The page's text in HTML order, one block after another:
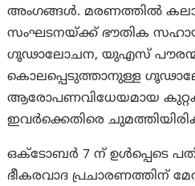
അംഗങ്ങൾ. മരണത്തിൽ
സംഘടനയ്ക്ക് ഭൗതിക
ഗൂഢാലോചന, യുഎസ്
കൊലപ്പെടുത്താനുള്ള
ആരോപണവിധേയമായ
ഇവർക്കെതിരെ
ഒക്‌ടോബർ 7 ന് ഉൾപ്പെടെ
ഭീകരവാദ പ്രചാരണത്തിന്